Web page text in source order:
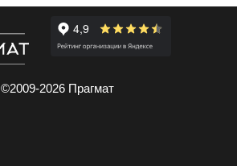
©2009-2026 Прагмат